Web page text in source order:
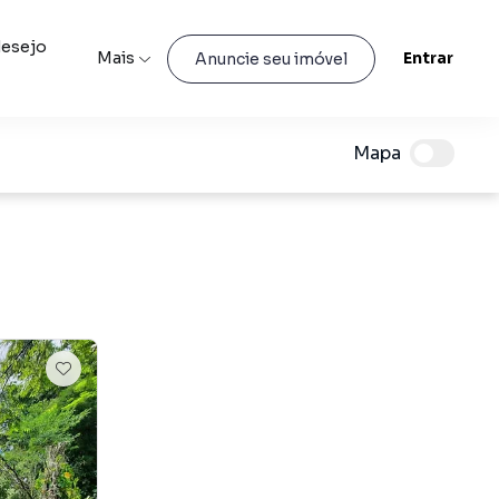
Mais Anuncie seu imóvel Entrar
Mapa